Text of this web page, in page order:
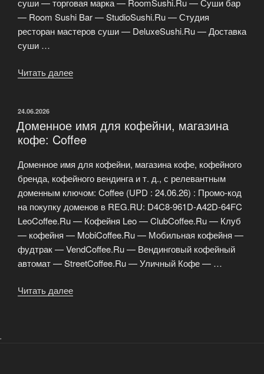
суши — торговая марка — RoomSushi.Ru — Суши бар
— Room Sushi Bar — StudioSushi.Ru — Студия
ресторан мастеров суши — DeluxeSushi.Ru — Доставка
суши …
Читать далее
бара:
Sushi»
ОПУБЛИКОВАНО
24.06.2026
Доменное имя для кофейни, магазина
кофе: Coffee
Доменное имя для кофейни, магазина кофе, кофейного
бренда, кофейного вендинга и т. д., с релевантным
доменным ключом: Coffee (UPD : 24.06.26) : Промо-код
на покупку доменов в REG.RU: D4C8-961D-A42D-64FC
LeoCoffee.Ru — Кофейня Leo — ClubCoffee.Ru — Клуб
— кофейня — MobiCoffee.Ru — Мобильная кофейня —
фудтрак — VendCoffee.Ru — Вендинговый кофейный
автомат — StreetCoffee.Ru — Уличный Кофе — …
Читать далее
.